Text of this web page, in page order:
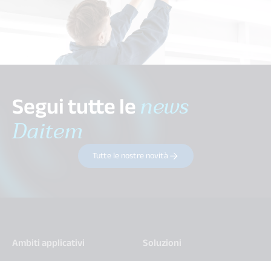
Segui tutte lenews
Daitem
Tutte le nostre novità
Ambiti applicativi
Soluzioni